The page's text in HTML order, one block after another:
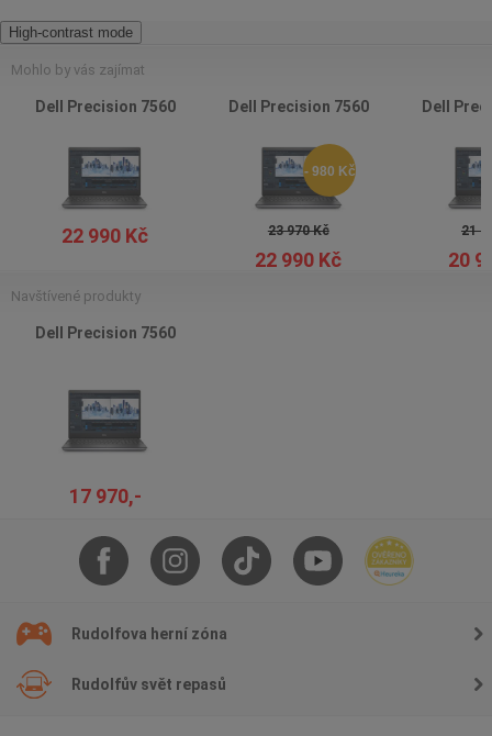
High-contrast mode
Mohlo by vás zajímat
Dell Precision 7560
22 990 Kč
Dell Precision 7560
- 980 Kč
23 970 Kč
22 990 Kč
Dell
21
20
Navštívené produkty
Dell Precision 7560
17 970,-
Rudolfova herní zóna
Rudolfův svět repasů